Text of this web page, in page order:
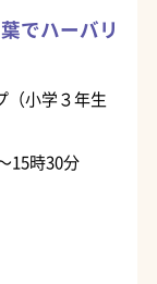
でハーバリ
（小学３年生
15時30分